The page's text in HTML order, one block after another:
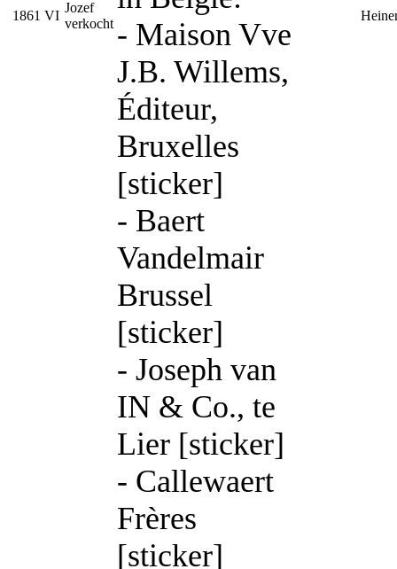
1861 VI
Jozef
verkocht - Maison Vve
J.B. Willems,
Éditeur,
Bruxelles
[sticker]
- Baert
Vandelmair
Brussel
[sticker]
- Joseph van
IN & Co., te
Lier [sticker]
- Callewaert
Frères
[sticker]